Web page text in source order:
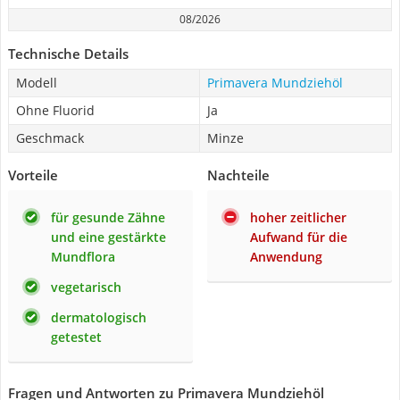
08/2026
Technische Details
Modell
Primavera Mundziehöl
Ohne Fluorid
Ja
Geschmack
Minze
Vorteile
für gesunde Zähne
und eine gestärkte
Mundflora
vegetarisch
dermatologisch
getestet
Nachteile
hoher zeitlicher
Aufwand für die
Anwendung
Fragen und Antworten zu Primavera Mundziehöl